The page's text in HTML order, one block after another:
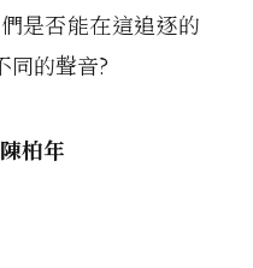
是否能在這追逐的
的聲音?
柏年